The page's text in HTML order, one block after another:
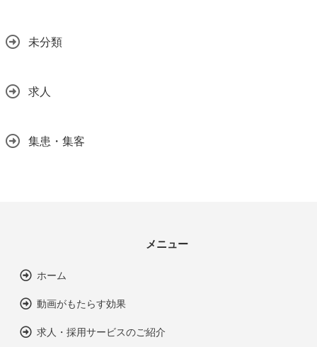
未分類
求人
集患・集客
メニュー
ホーム
動画がもたらす効果
求人・採用サービスのご紹介